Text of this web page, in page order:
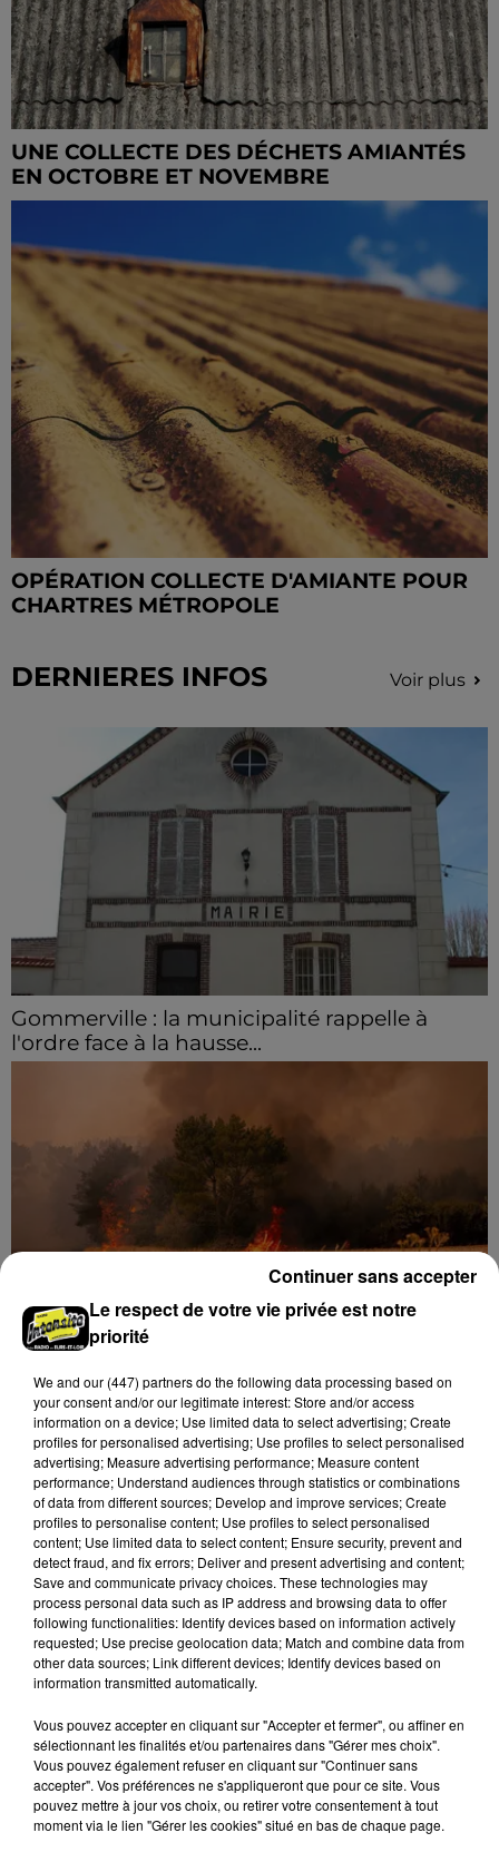
UNE COLLECTE DES DÉCHETS AMIANTÉS
EN OCTOBRE ET NOVEMBRE
OPÉRATION COLLECTE D'AMIANTE POUR
CHARTRES MÉTROPOLE
DERNIERES INFOS Voir plus
Gommerville : la municipalité rappelle à
l'ordre face à la hausse...
Incrustation de déchets, déjections sur les sites
hausse des incivilités, la mairie de Gommerville
hausse...
Loir-et-Cher : un pyromane interpellé grâce
au sang-froid des...
Samedi 25 juillet, plus d'une dizaine de feux de
champs et de sous-bois ont été déclenchés dans le
secteur de Fontaine-les-Côteaux, Montoire et Lunay.
Grâce...
A LA UNE Voir plus
Loir-et-Cher : un pyromane interpellé grâce
Le respect de votre vie privée est notre
priorité
We and our (447) partnersdo the following data processing based on
your consent and/or our legitimate interest: Store and/or access
information on a device; Use limited data to select advertising; Create
profiles for personalised advertising; Use profiles to select personalised
advertising; Measure advertising performance; Measure content
performance; Understand audiences through statistics or combinations
of data from different sources; Develop and improve services; Create
profiles to personalise content; Use profiles to select personalised
content; Use limited data to select content; Ensure security, prevent and
detect fraud, and fix errors; Deliver and present advertising and content;
Save and communicate privacy choices. These technologies may
process personal data such as IP address and browsing data to offer
following functionalities: Identify devices based on information actively
requested; Use precise geolocation data; Match and combine data from
other data sources; Link different devices; Identify devices based on
information transmitted automatically.
Vous pouvez accepter en cliquant sur "Accepter et fermer", ou affiner en
sélectionnant les finalités et/ou partenaires dans "Gérer mes choix".
Vous pouvez également refuser en cliquant sur "Continuer sans
accepter". Vos préférences ne s'appliqueront que pour ce site. Vous
pouvez mettre à jour vos choix, ou retirer votre consentement à tout
moment via le lien "Gérer les cookies" situé en bas de chaque page.
Continuer sans accepter